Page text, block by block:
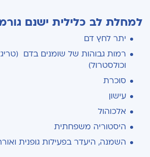
למחלת לב כלילית ישנם
יתר לחץ דם
רמות גבוהות של שומנים בדם
וכולסטרול)
סוכרת
עישון
אלכוהול
היסטוריה משפחתית
השמנה, היעדר בפעילות גופנית